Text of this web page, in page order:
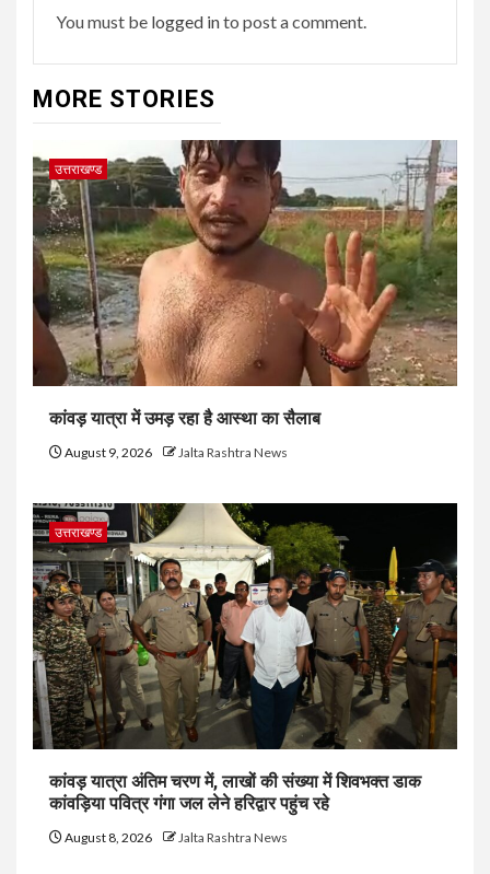
You must be logged into post a comment.
MORE STORIES
उत्तराखण्ड
कांवड़ यात्रा में उमड़ रहा है आस्था का सैलाब
August 9, 2026 Jalta Rashtra News
उत्तराखण्ड
कांवड़ यात्रा अंतिम चरण में, लाखों की संख्या में शिवभक्त डाक
कांवड़िया पवित्र गंगा जल लेने हरिद्वार पहुंच रहे
August 8, 2026 Jalta Rashtra News